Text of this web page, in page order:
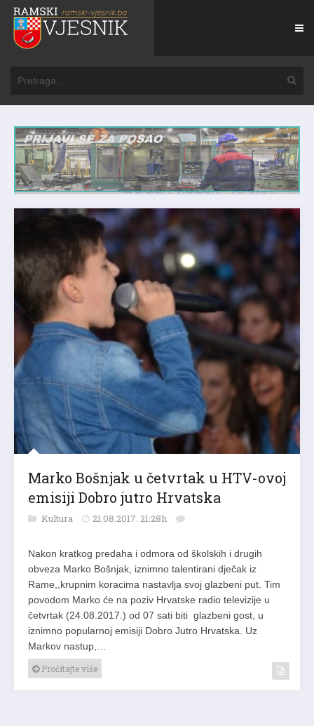
Marko Bošnjak u četvrtak u HTV-ovoj
emisiji Dobro jutro Hrvatska
Kultura 21.08.2017. 21:28h
Nakon kratkog predaha i odmora od školskih i drugih
obveza Marko Bošnjak, iznimno talentirani dječak iz
Rame,,krupnim koracima nastavlja svoj glazbeni put. Tim
povodom Marko će na poziv Hrvatske radio televizije u
četvrtak (24.08.2017.) od 07 sati biti glazbeni gost, u
iznimno popularnoj emisiji Dobro Jutro Hrvatska. Uz
Markov nastup,…
Pročitajte više